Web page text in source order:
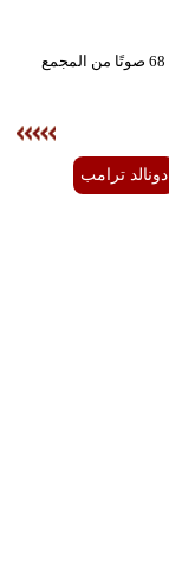
دونالد ترامب